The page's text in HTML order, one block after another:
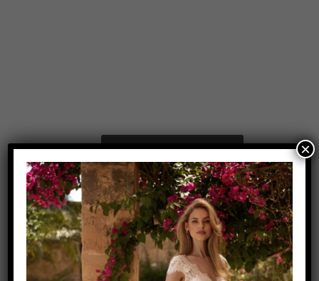
Aufgrund deiner
Datenschutz-
Einstellungen können
wir Ihnen die Karte
nicht anzeigen.
Klicken Sie hier, um
die Karte in einem
neuen Fenster zu
öffnen.
×